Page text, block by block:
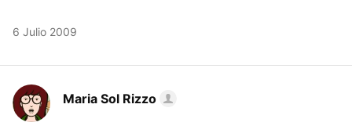
6 Julio 2009
Maria Sol Rizzo